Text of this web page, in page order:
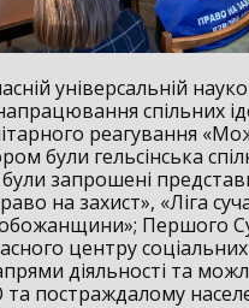
універсальній
спільних
реагування
були гельсінська
були запрошені
на захист», «Ліга
Першого
центру
діяльності та
постраждалому